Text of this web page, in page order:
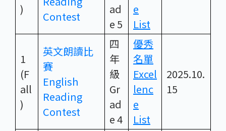
)
Contest
ad
e 5
e
List
1
(F
all
)
英文朗讀比
賽
English
Reading
Contest
四
年
級
Gr
ad
e 4
優秀
名單
Excel
lenc
e
List
2025.10.
15